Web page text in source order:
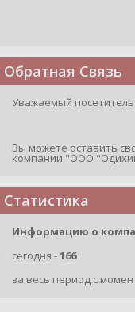
Обратная Связь
Уважаемый
Вы можете оставить
компании "ООО
Статистика
Информацию о
сегодня -166
за весь период с